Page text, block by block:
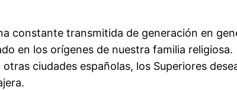
constante transmitida de generación en
en los orígenes de nuestra familia religiosa.
ciudades españolas, los Superiores